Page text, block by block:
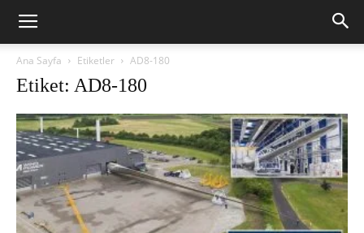
Ana Sayfa Etiketler AD8-180
Etiket: AD8-180